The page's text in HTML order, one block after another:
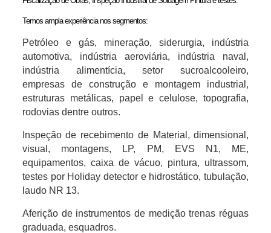
Temos ampla experiência nos segmentos:
Petróleo e gás, mineração, siderurgia, indústria
automotiva, indústria aeroviária, indústria naval,
indústria alimentícia, setor sucroalcooleiro,
empresas de construção e montagem industrial,
estruturas metálicas, papel e celulose, topografia,
rodovias dentre outros.
Inspeção de recebimento de Material, dimensional,
visual, montagens, LP, PM, EVS N1, ME,
equipamentos, caixa de vácuo, pintura, ultrassom,
testes por Holiday detector e hidrostático, tubulação,
laudo NR 13.
Aferição de instrumentos de medição trenas réguas
graduada, esquadros.